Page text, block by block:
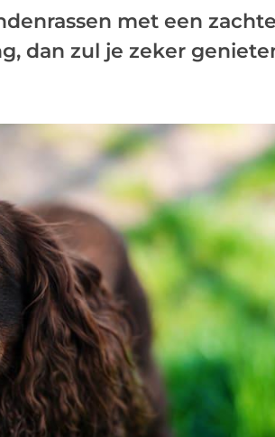
met een zachte
dan zul je zeker